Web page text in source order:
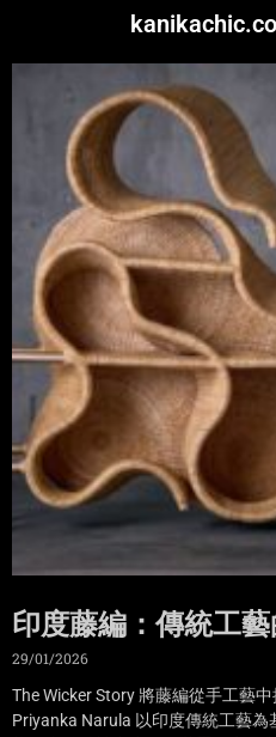
印度藤編：傳統工
29/01/2026
The Wicker Story 將藤編從手工藝
Priyanka Narula 以印度傳統工藝